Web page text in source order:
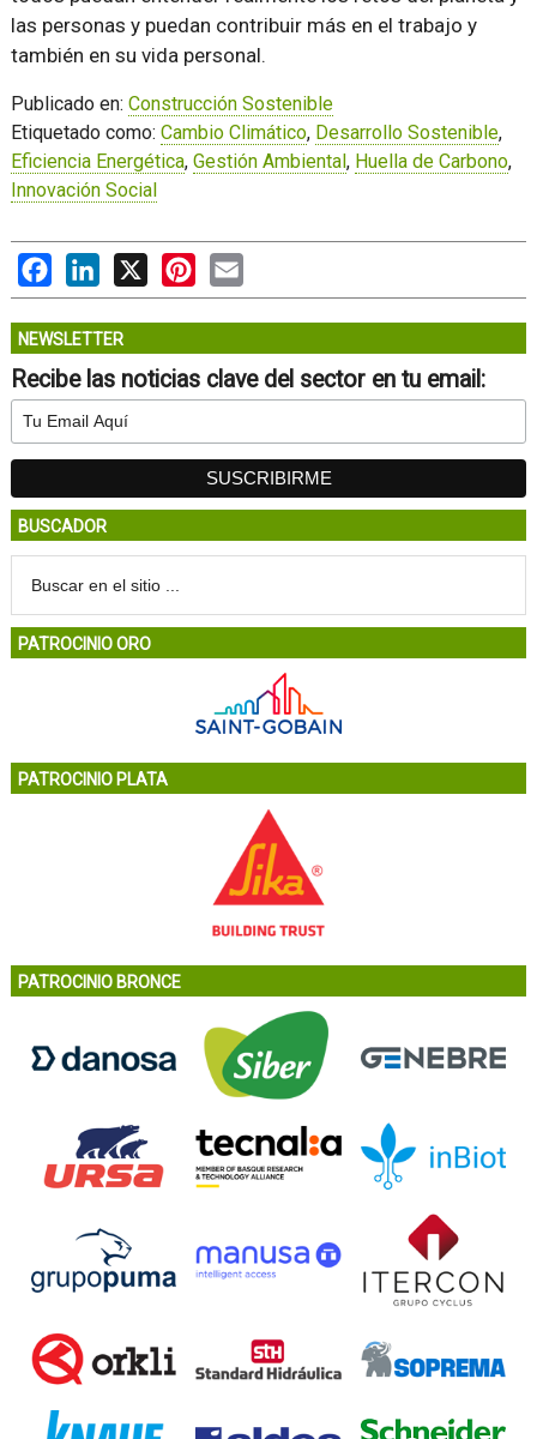
las personas y puedan contribuir más en el trabajo y
también en su vida personal.
Publicado en: Construcción Sostenible
Etiquetado como: Cambio Climático, Desarrollo Sostenible,
Eficiencia Energética, Gestión Ambiental, Huella de Carbono,
Innovación Social
FacebookLinkedIn
X PinterestEmail
NEWSLETTER
Recibe las noticias clave del sector en tu email:
BUSCADOR
PATROCINIO ORO
PATROCINIO PLATA
PATROCINIO BRONCE